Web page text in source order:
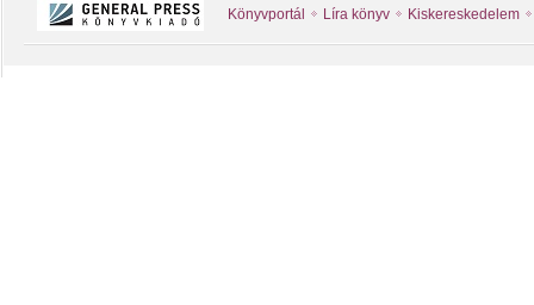
Könyvportál Líra könyv Kiskereskedelem